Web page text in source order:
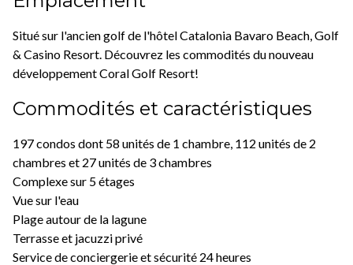
Situé sur l'ancien golf de l'hôtel Catalonia Bavaro Beach, Golf
& Casino Resort. Découvrez les commodités du nouveau
développement Coral Golf Resort!
Commodités et caractéristiques
197 condos dont 58 unités de 1 chambre, 112 unités de 2
chambres et 27 unités de 3 chambres
Complexe sur 5 étages
Vue sur l'eau
Plage autour de la lagune
Terrasse et jacuzzi privé
Service de conciergerie et sécurité 24 heures